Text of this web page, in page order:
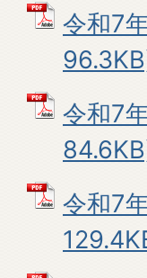
令和7
令和7
令和7